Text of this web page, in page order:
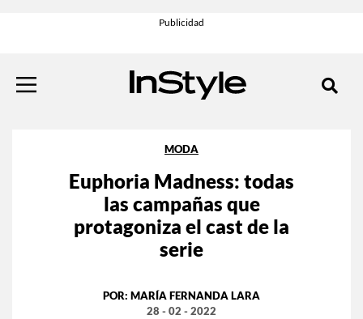
MODA
Euphoria Madness: todas
las campañas que
protagoniza el cast de la
serie
POR: MARÍA FERNANDA LARA
28 - 02 - 2022